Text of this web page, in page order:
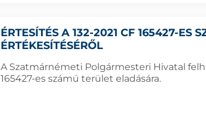
ÉRTESÍTÉS A 132-2021 CF 165427-ES
ÉRTÉKESÍTÉSÉRŐL
A Szatmárnémeti Polgármesteri Hivatal
165427-es számú terület eladására.